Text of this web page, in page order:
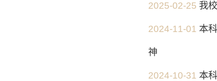
2025-02-25 我
2024-11-01 本
神
2024-10-31 本